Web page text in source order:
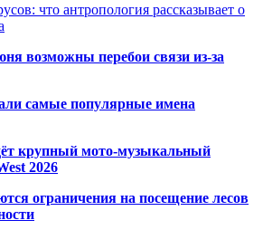
что антропология рассказывает о
возможны перебои связи из-за
самые популярные имена
крупный мото-музыкальный
2026
ограничения на посещение лесов